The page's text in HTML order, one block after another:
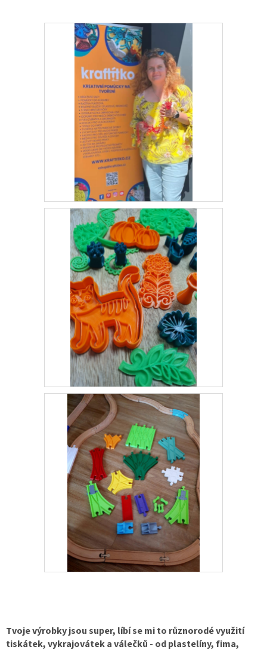
Tvoje výrobky jsou super, líbí se mi to různorodé využití
tiskátek, vykrajovátek a válečků - od plastelíny, fima,